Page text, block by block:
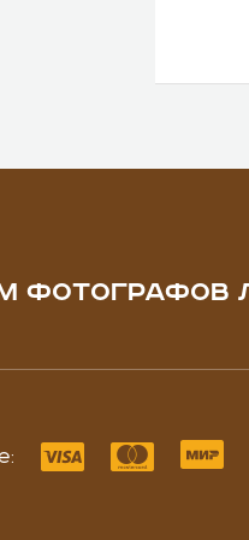
ФОТОГРАФОВ